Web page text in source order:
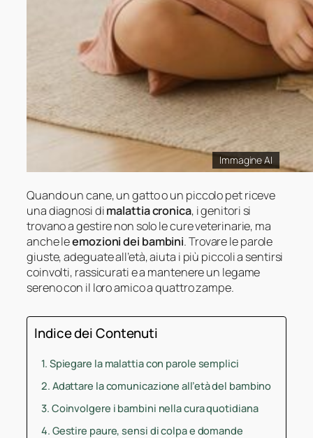
Immagine AI
Quando un cane, un gatto o un piccolo pet riceve
una diagnosi dimalattia cronica, i genitori si
trovano a gestire non solo le cure veterinarie, ma
anche leemozioni dei bambini. Trovare le parole
giuste, adeguate all’età, aiuta i più piccoli a sentirsi
coinvolti, rassicurati e a mantenere un legame
sereno con il loro amico a quattro zampe.
Indice dei Contenuti
Spiegare la malattia con parole semplici
Adattare la comunicazione all’età del bambino
Coinvolgere i bambini nella cura quotidiana
Gestire paure, sensi di colpa e domande